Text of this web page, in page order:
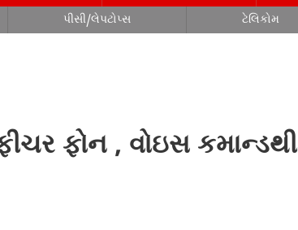
પીસી/લેપટોપ્સ ટેલિકોમ
ફોન , વોઇસ કમાન્ડથી